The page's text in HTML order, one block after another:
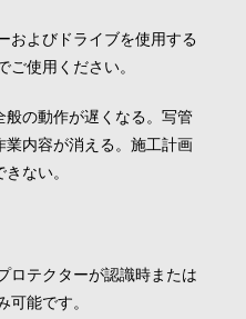
およびドライブを使用する
ご使用ください。
の動作が遅くなる。写管
業内容が消える。施工計画
ない。
ロテクターが認識時または
可能です。